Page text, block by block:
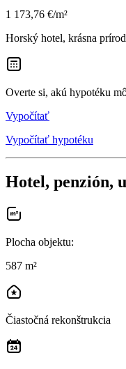
1 173,76 €/m²
Horský hotel, krásna
Overte si, akú hypotéku
Vypočítať
Vypočítať hypotéku
Hotel, penzión,
Plocha objektu:
587 m²
Čiastočná rekonštrukcia